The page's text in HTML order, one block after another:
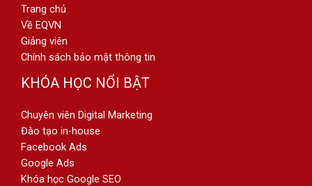
Trang chủ
Về EQVN
Giảng viên
Chính sách bảo mật thông tin
KHÓA HỌC NỔI BẬT
Chuyên viên Digital Marketing
Đào tạo in-house
Facebook Ads
Google Ads
Khóa học Google SEO